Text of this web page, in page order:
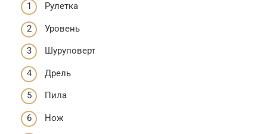
Рулетка
Уровень
Шуруповерт
Дрель
Пила
Нож